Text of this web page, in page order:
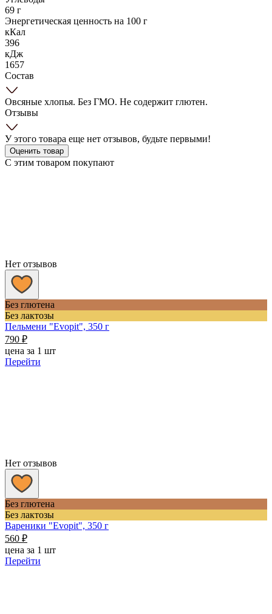
69 г
Энергетическая ценность на 100 г
кКал
396
кДж
1657
Состав
Овсяные хлопья. Без ГМО. Не содержит глютен.
Отзывы
У этого товара еще нет отзывов, будьте первыми!
Оценить товар
С этим товаром покупают
Нет отзывов
Без глютена
Без лактозы
Пельмени "Evopit", 350 г
790 ₽
цена за 1 шт
Перейти
Нет отзывов
Без глютена
Без лактозы
Вареники "Evopit", 350 г
560 ₽
цена за 1 шт
Перейти